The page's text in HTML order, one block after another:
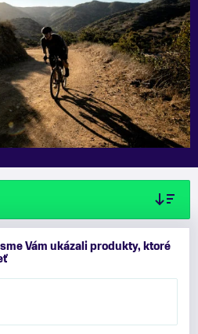
Vám ukázali produkty, ktoré